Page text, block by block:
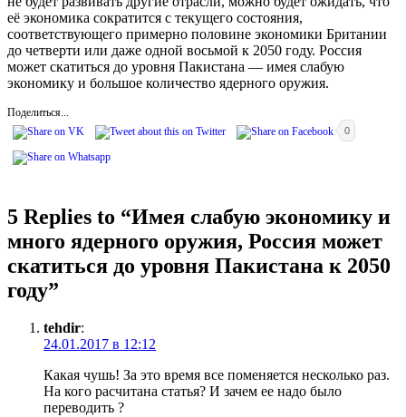
её экономика сократится с текущего состояния,
соответствующего примерно половине экономики Британии
до четверти или даже одной восьмой к 2050 году. Россия
может скатиться до уровня Пакистана — имея слабую
экономику и большое количество ядерного оружия.
Поделиться...
0
5 Replies to “Имея слабую экономику и
много ядерного оружия, Россия может
скатиться до уровня Пакистана к 2050
году”
tehdir:
24.01.2017 в 12:12
Какая чушь! За это время все поменяется несколько раз.
На кого расчитана статья? И зачем ее надо было
переводить ?